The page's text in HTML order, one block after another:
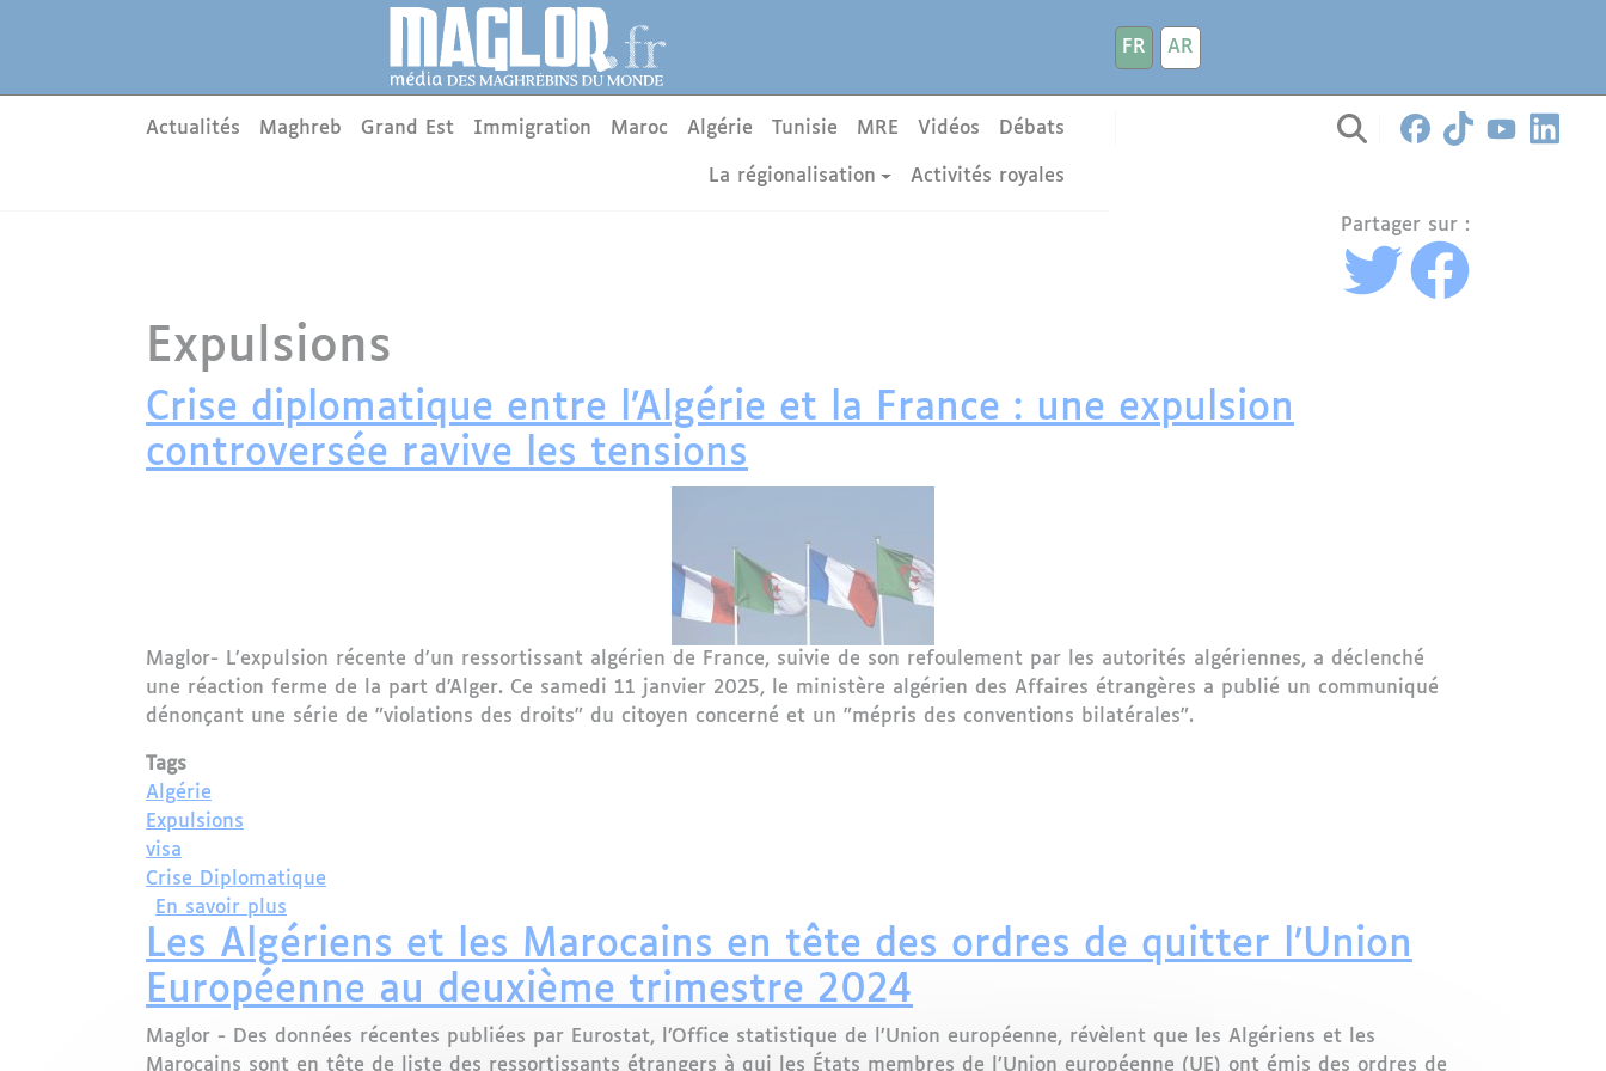
FR
AR
Main menu
Actualités Maghreb Grand Est Immigration Maroc Algérie Tunisie MRE Vidéos Débats
La régionalisation Activités royales
Partager sur :
Expulsions
Crise diplomatique entre l’Algérie et la France : une expulsion
controversée ravive les tensions
Maglor- L’expulsion récente d’un ressortissant algérien de France, suivie de son refoulement par les autorités algériennes, a déclenché
une réaction ferme de la part d’Alger. Ce samedi 11 janvier 2025, le ministère algérien des Affaires étrangères a publié un communiqué
dénonçant une série de "violations des droits" du citoyen concerné et un "mépris des conventions bilatérales".
Tags
Algérie
Expulsions
visa
Crise Diplomatique
En savoir plus
Les Algériens et les Marocains en tête des ordres de quitter l’Union
Européenne au deuxième trimestre 2024
Maglor - Des données récentes publiées par Eurostat, l’Office statistique de l’Union européenne, révèlent que les Algériens et les
Marocains sont en tête de liste des ressortissants étrangers à qui les États membres de l’Union européenne (UE) ont émis des ordres de